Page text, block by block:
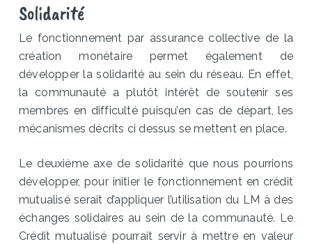
Solidarité
Le fonctionnement par assurance collective de la
création monétaire permet également de
développer la solidarité au sein du réseau. En effet,
la communauté a plutôt intérêt de soutenir ses
membres en difficulté puisqu’en cas de départ, les
mécanismes décrits ci dessus se mettent en place.
Le deuxième axe de solidarité que nous pourrions
développer, pour initier le fonctionnement en crédit
mutualisé serait d’appliquer l’utilisation du LM à des
échanges solidaires au sein de la communauté. Le
Crédit mutualisé pourrait servir à mettre en valeur